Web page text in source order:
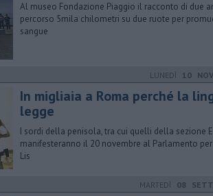
Al museo Fondazione Piaggio il racconto di due
percorso 5mila chilometri su due ruote per
sangue
LUNEDÌ 10
In migliaia a Roma perché la
legge
I sordi della penisola, tra cui quelli della sezione
manifesteranno il 20 novembre al Parlamento
Lis
MARTEDÌ 08